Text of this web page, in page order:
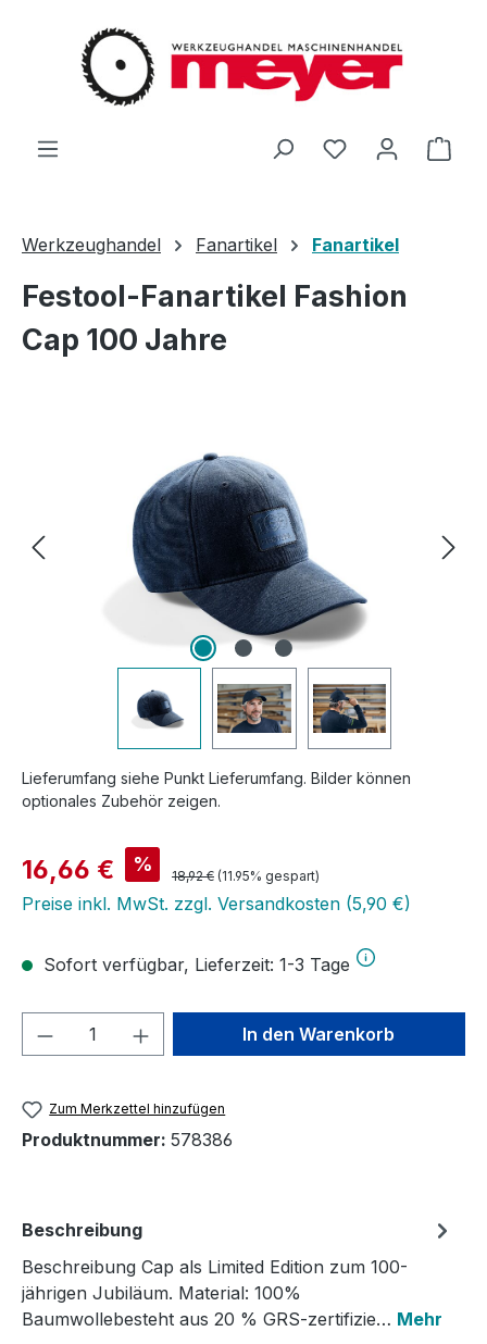
Zum Hauptinhalt springen
Du hast 0
Werkzeughandel Fanartikel Fanartikel
Festool-Fanartikel Fashion
Cap 100 Jahre
Lieferumfang siehe Punkt Lieferumfang. Bilder können
optionales Zubehör zeigen.
Verkaufspreis:
16,66 € % Regulärer Preis:
18,92 € (11.95% gespart)
Preise inkl. MwSt. zzgl. Versandkosten (5,90 €)
Sofort verfügbar, Lieferzeit: 1-3 Tage
Produkt Anzahl: Gib denIn den Warenkorb
Zum Merkzettel hinzufügen
Produktnummer: 578386
Beschreibung
Beschreibung Cap als Limited Edition zum 100-
jährigen Jubiläum. Material: 100%
Baumwollebesteht aus 20 % GRS-zertifizie… Mehr